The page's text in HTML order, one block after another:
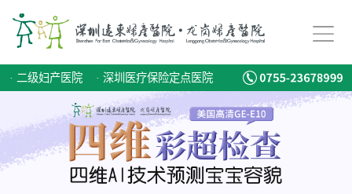
· 二级妇产医院 · 深圳医疗保险定点医院